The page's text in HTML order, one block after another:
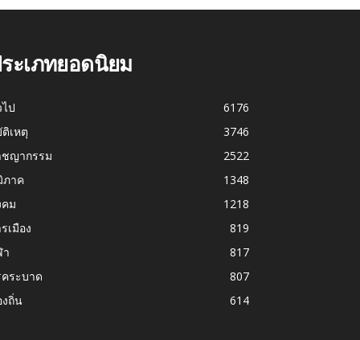
ะเภทยอดนิยม
ป
6176
เหตุ
3746
ชญากรรม
2522
ภาค
1348
ม
1218
เมือง
819
817
ระบาด
807
ถิ่น
614